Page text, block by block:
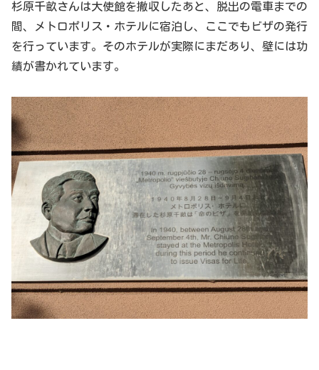
杉原千畝さんは大使館を撤収したあと、脱出の電車までの
間、メトロポリス・ホテルに宿泊し、ここでもビザの発行
を行っています。そのホテルが実際にまだあり、壁には功
績が書かれています。